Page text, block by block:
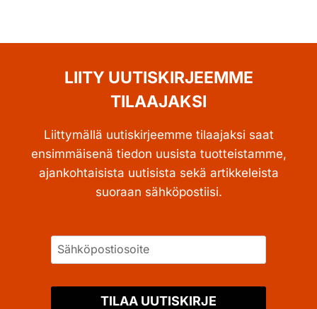
LIITY UUTISKIRJEEMME
TILAAJAKSI
Liittymällä uutiskirjeemme tilaajaksi saat
ensimmäisenä tiedon uusista tuotteistamme,
ajankohtaisista uutisista sekä artikkeleista
suoraan sähköpostiisi.
TILAA UUTISKIRJE